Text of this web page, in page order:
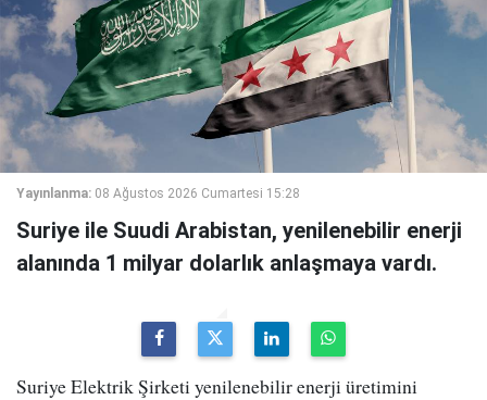
Yayınlanma: 08 Ağustos 2026 Cumartesi 15:28
Suriye ile Suudi Arabistan, yenilenebilir enerji
alanında 1 milyar dolarlık anlaşmaya vardı.
Suriye Elektrik Şirketi yenilenebilir enerji üretimini